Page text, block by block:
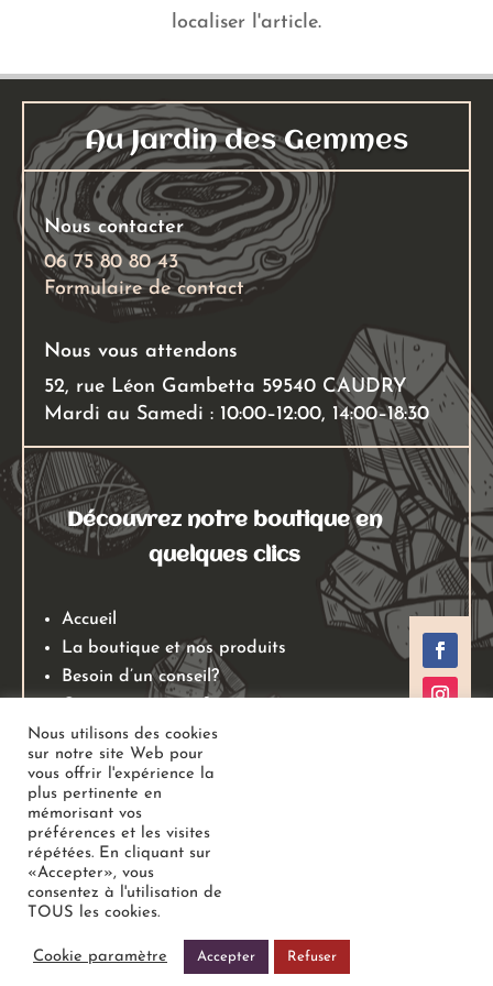
localiser l'article.
Au Jardin des Gemmes
Nous contacter
06 75 80 80 43
Formulaire de contact
Nous vous attendons
52, rue Léon Gambetta 59540 CAUDRY
Mardi au Samedi : 10:00–12:00, 14:00–18:30
Découvrez notre boutique en
quelques clics
Accueil
La boutique et nos produits
Besoin d’un conseil?
Mentions légales
Conditions générales de ventes
Politiques de retours
Politique de confidentialité
Copyright Au Jardin des Gemmes
Nous utilisons des cookies
sur notre site Web pour
vous offrir l'expérience la
plus pertinente en
mémorisant vos
préférences et les visites
répétées. En cliquant sur
«Accepter», vous
consentez à l'utilisation de
TOUS les cookies.
Cookie paramètre Accepter Refuser